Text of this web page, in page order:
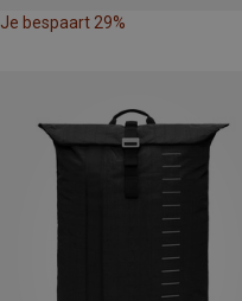
Je bespaart 29%